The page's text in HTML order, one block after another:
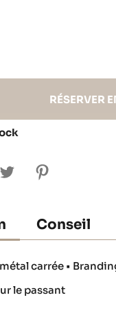
RÉSERVER
Conseil
carrée •
le passant